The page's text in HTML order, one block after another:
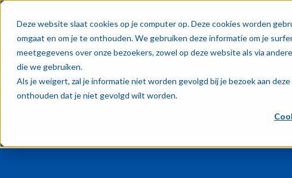
Deze website slaat cookies op je computer op. Deze cookies worden
omgaat en om je te onthouden. We gebruiken deze informatie om je
meetgegevens over onze bezoekers, zowel op deze website als via
die we gebruiken.
Als je weigert, zal je informatie niet worden gevolgd bij je bezoek aan
onthouden dat je niet gevolgd wilt worden.